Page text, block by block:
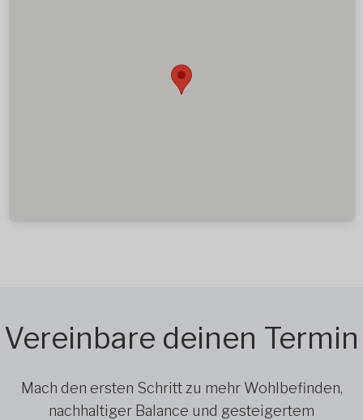
Vereinbare deinen Termin
Mach den ersten Schritt zu mehr Wohlbefinden,
nachhaltiger Balance und gesteigertem